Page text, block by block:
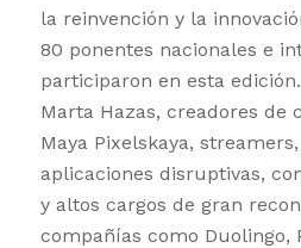
la reinvención y la
80 ponentes nacionales e
participaron en esta
Marta Hazas, creadores de
Maya Pixelskaya,
aplicaciones disruptivas,
y altos cargos de gran
compañías como Duolingo,